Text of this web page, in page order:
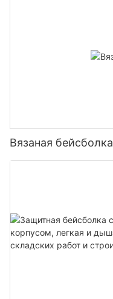
Вязаная бейсболка